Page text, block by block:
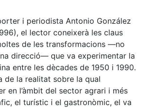
i periodista Antonio González
el lector coneixerà les claus
de les transformacions —no
direcció— que va experimentar la
entre les dècades de 1950 i 1990.
de la realitat sobre la qual
en l’àmbit del sector agrari i més
el turístic i el gastronòmic, el va